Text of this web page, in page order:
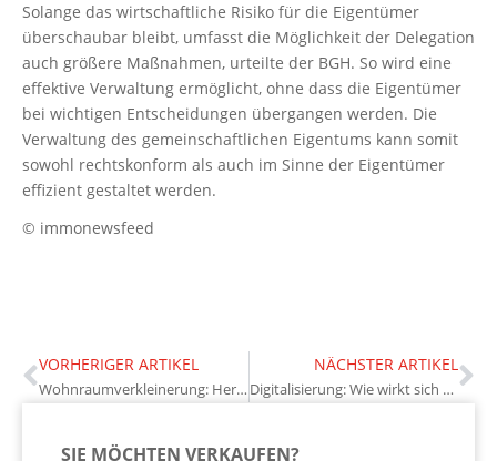
Solange das wirtschaftliche Risiko für die Eigentümer
überschaubar bleibt, umfasst die Möglichkeit der Delegation
auch größere Maßnahmen, urteilte der BGH. So wird eine
effektive Verwaltung ermöglicht, ohne dass die Eigentümer
bei wichtigen Entscheidungen übergangen werden. Die
Verwaltung des gemeinschaftlichen Eigentums kann somit
sowohl rechtskonform als auch im Sinne der Eigentümer
effizient gestaltet werden.
© immonewsfeed
VORHERIGER ARTIKEL
Wohnraumverkleinerung: Herausfordernd für „Empty Nester“
NÄCHSTER ARTIKEL
Digitalisierung: Wie wirkt sich das Homeoffice auf den Energieverbrauch aus?
SIE MÖCHTEN VERKAUFEN?